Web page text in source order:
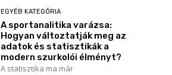
EGYÉB KATEGÓRIA
A sportanalitika varázsa:
Hogyan változtatják meg az
adatok és statisztikák a
modern szurkolói élményt?
A statisztika ma már